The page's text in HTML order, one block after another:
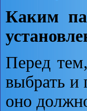
Каким
Перед
выбрать и
оно